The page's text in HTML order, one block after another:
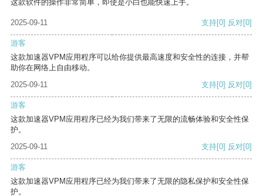
这款软件的操作非常简单，即使是小白也能快速上手。
2025-09-11 支持[0] 反对[0]
游客
这款加速器VPM应用程序可以给你提供最高速度和安全性的连接，并帮
助你在网络上自由移动。
2025-09-11
支持[0] 反对[0]
游客
这款加速器VPM应用程序已经为我们带来了无限的流畅体验和安全性保
护。
2025-09-11
支持[0] 反对[0]
游客
这款加速器VPM应用程序已经为我们带来了无限的隐私保护和安全性保
护。